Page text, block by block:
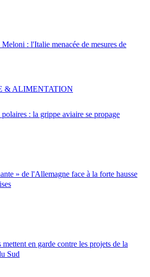
: l'Italie menacée de mesures de
: la grippe aviaire se propage
& ALIMENTATION
» de l'Allemagne face à la forte hausse
en garde contre les projets de la
Sud